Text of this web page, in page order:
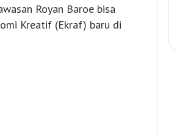
Royan Baroe bisa
Kreatif (Ekraf) baru di